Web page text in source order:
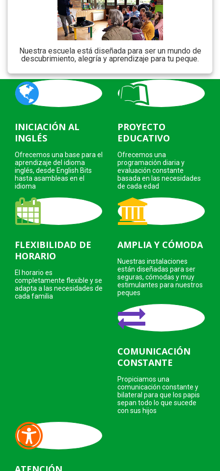
Nuestra escuela está diseñada para ser un mundo de
descubrimiento, alegría y aprendizaje para tu peque.
INICIACIÓN AL
INGLÉS
Ofrecemos una base para el
aprendizaje del idioma
inglés, desde English Bits
hasta asambleas en el
idioma
PROYECTO
EDUCATIVO
Ofrecemos una
programación diaria y
evaluación constante
basada en las necesidades
de cada edad
FLEXIBILIDAD DE
HORARIO
El horario es
completamente flexible y se
adapta a las necesidades de
cada familia
AMPLIA Y CÓMODA
Nuestras instalaciones
están diseñadas para ser
seguras, cómodas y muy
estimulantes para nuestros
peques
COMUNICACIÓN
CONSTANTE
Propiciamos una
comunicación constante y
bilateral para que los papis
sepan todo lo que sucede
con sus hijos